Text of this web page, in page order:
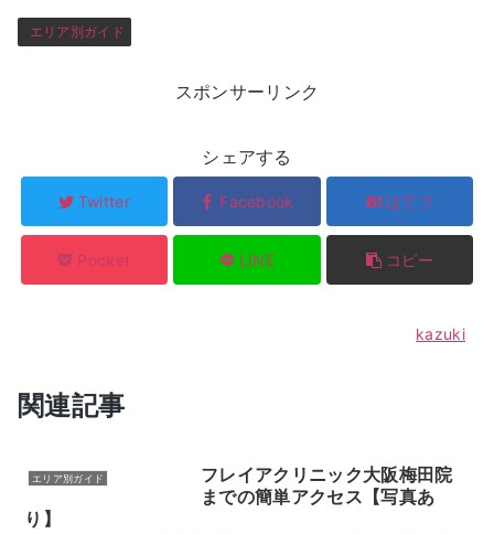
エリア別ガイド
スポンサーリンク
シェアする
Twitter Facebook はてブ
Pocket LINE コピー
kazuki
関連記事
エリア別ガイド
フレイアクリニック大阪梅田院
までの簡単アクセス【写真あ
り】